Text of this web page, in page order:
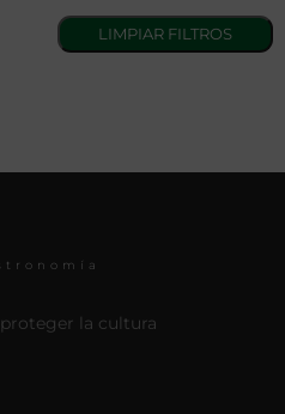
la cultura